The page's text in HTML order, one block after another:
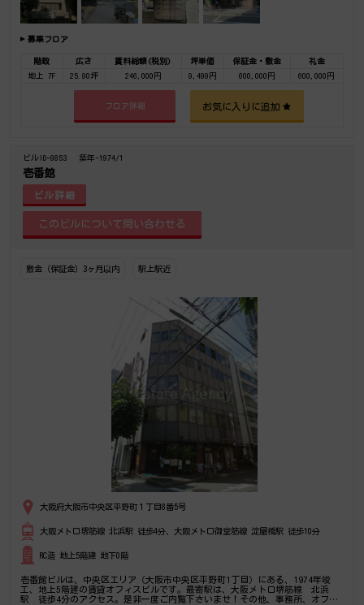
募集フロア
階数 広さ 賃料総額(税別) 坪単価 保証金・敷金
礼金
地上 7F
25.90坪 246,000円 9,499円 600,000円 600,000円
フロア詳細 お気に入りに追加
ビルID-9853 築年-1974/1
壱番館
ビル詳細
敷金（保証金）3ヶ月以内 駅上駅近
大阪府大阪市中央区平野町１丁目8番5号
大阪メトロ堺筋線 北浜駅 徒歩4分、大阪メトロ御堂筋線 淀屋橋駅 徒歩10分
RC造 地上5階建 地下0階
壱番館ビルは、中央区エリア（大阪市中央区平野町1丁目）にある、1974年竣
工、地上5階建の賃貸オフィスビルです。最寄駅は、大阪メトロ堺筋線 北浜
駅 徒歩4分のアクセス。是非一度ご内覧下さいませ！その他、事務所、オフィ